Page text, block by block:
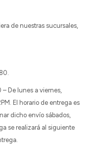
de nuestras sucursales,
De lunes a viernes,
El horario de entrega es
dicho envío sábados,
se realizará al siguiente